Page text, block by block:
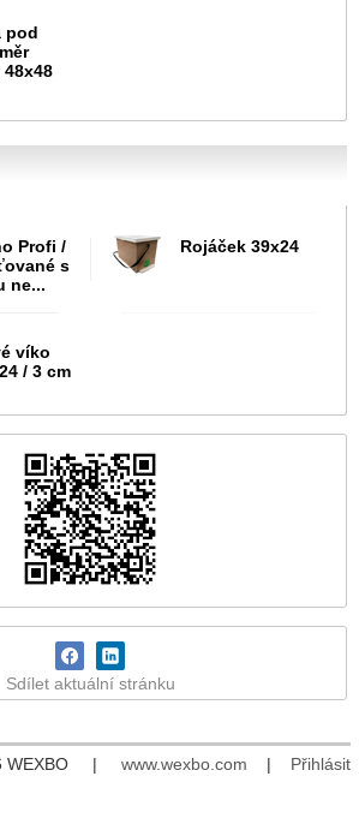
pod
Profi /
s
ne...
Rojáček 39x24
víko
/ 3 cm
Sdílet aktuální stránku
WEXBO | www.wexbo.com | Přihlásit